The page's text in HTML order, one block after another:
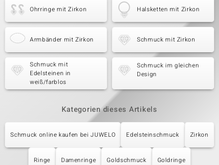
Ohrringe mit Zirkon Halsketten mit Zirkon
Armbänder mit Zirkon Schmuck mit Zirkon
Schmuck mit
Edelsteinen in
weiß/farblos
Schmuck im gleichen
Design
Kategorien dieses Artikels
Schmuck online kaufen bei JUWELO Edelsteinschmuck Zirkon
Ringe Damenringe Goldschmuck Goldringe